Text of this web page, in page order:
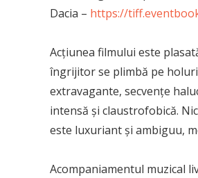
Dacia – https://
Acțiunea filmului este
îngrijitor se plimbă pe
extravagante, secvențe
intensă și claustrofobică.
este luxuriant și ambiguu,
Acompaniamentul muzical